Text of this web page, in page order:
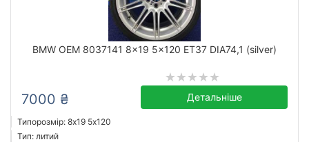
BMW OEM 8037141 8x19 5x120 ET37 DIA74,1 (silver)
7000 ₴ Детальніше
Типорозмір: 8x19 5х120
Тип: литий